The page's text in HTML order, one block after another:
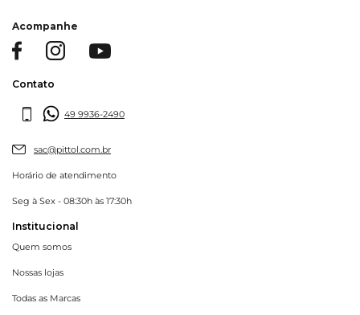
Acompanhe
Contato
49 9936-2490
sac@pittol.com.br
Horário de atendimento
Seg à Sex - 08:30h às 17:30h
Institucional
Quem somos
Nossas lojas
Todas as Marcas